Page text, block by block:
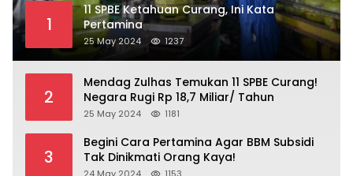
1
11 SPBE Ketahuan Curang, Ini Kata
Pertamina
25 May 2024 1237
2
Mendag Zulhas Temukan 11 SPBE Curang!
Negara Rugi Rp 18,7 Miliar/ Tahun
25 May 2024 1181
3
Begini Cara Pertamina Agar BBM Subsidi
Tak Dinikmati Orang Kaya!